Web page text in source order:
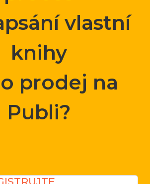
vlastní
knihy
prodej na
Publi?